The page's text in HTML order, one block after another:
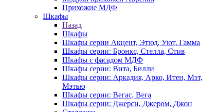
Прихожие МДФ
Шкафы
Назад
Шкафы
Шкафы серии Акцент, Этюд, Уют, Гамма
Шкафы серии: Бронкс, Стелла, Стив
Шкафы с фасадом МДФ
Шкафы серии: Вита, Билли
Шкафы серии: Аркадия, Арко, Итен, Мэт,
Мэтью
Шкафы серии: Вегас, Вега
Шкафы серии: Джерси, Джером, Джон